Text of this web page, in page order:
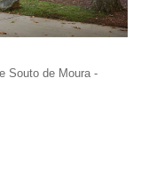
Souto de Moura -